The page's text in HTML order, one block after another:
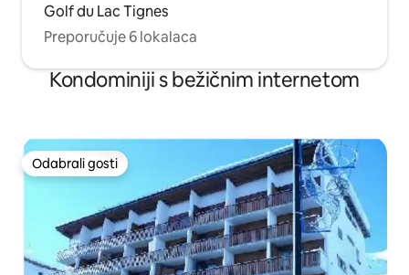
Golf du Lac Tignes
Preporučuje 6 lokalaca
Kondominiji s bežičnim internetom
Odabrali gosti
Odabrali gosti